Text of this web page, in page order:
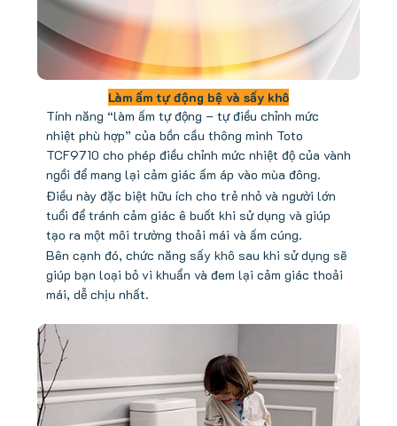
Làm ấm tự động bệ và sấy khô
Tính năng “làm ấm tự động – tự điều chỉnh mức
nhiệt phù hợp” của bồn cầu thông minh Toto
TCF9710 cho phép điều chỉnh mức nhiệt độ của vành
ngồi để mang lại cảm giác ấm áp vào mùa đông.
Điều này đặc biệt hữu ích cho trẻ nhỏ và người lớn
tuổi để tránh cảm giác ê buốt khi sử dụng và giúp
tạo ra một môi trường thoải mái và ấm cúng.
Bên cạnh đó, chức năng sấy khô sau khi sử dụng sẽ
giúp bạn loại bỏ vi khuẩn và đem lại cảm giác thoải
mái, dễ chịu nhất.